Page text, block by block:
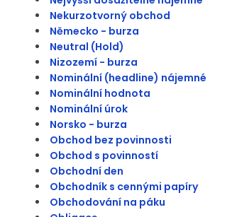
Nekurzotvorný obchod
Německo - burza
Neutral (Hold)
Nizozemí - burza
Nominální (headline) nájemné
Nominální hodnota
Nominální úrok
Norsko - burza
Obchod bez povinnosti
Obchod s povinností
Obchodní den
Obchodník s cennými papíry
Obchodování na páku